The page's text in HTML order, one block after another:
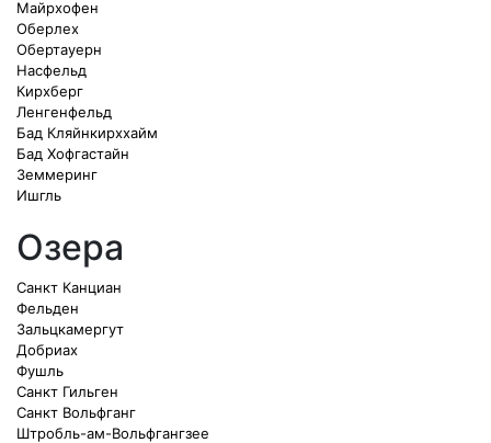
Майрхофен
Оберлех
Обертауерн
Насфельд
Кирхберг
Ленгенфельд
Бад Кляйнкирххайм
Бад Хофгастайн
Земмеринг
Ишгль
Озера
Санкт Канциан
Фельден
Зальцкамергут
Добриах
Фушль
Санкт Гильген
Санкт Вольфганг
Штробль-ам-Вольфгангзее